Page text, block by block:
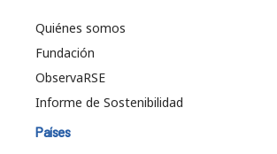
Quiénes somos
Fundación
ObservaRSE
Informe de Sostenibilidad
Países